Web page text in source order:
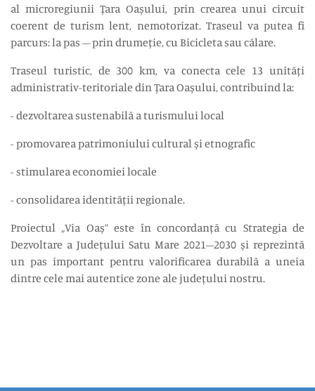
al microregiunii Țara Oașului, prin crearea unui circuit
coerent de turism lent, nemotorizat. Traseul va putea fi
parcurs: la pas – prin drumeție, cu Bicicleta sau călare.
Traseul turistic, de 300 km, va conecta cele 13 unități
administrativ-teritoriale din Țara Oașului, contribuind la:
- dezvoltarea sustenabilă a turismului local
- promovarea patrimoniului cultural și etnografic
- stimularea economiei locale
- consolidarea identității regionale.
Proiectul „Via Oaș” este în concordanță cu Strategia de
Dezvoltare a Județului Satu Mare 2021–2030 și reprezintă
un pas important pentru valorificarea durabilă a uneia
dintre cele mai autentice zone ale județului nostru.